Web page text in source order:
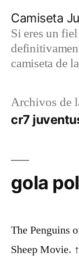
contenido
Camiseta
Si eres un
camiseta de
Archivos de
cr7
gola
The Penguins
Sheep Movie.